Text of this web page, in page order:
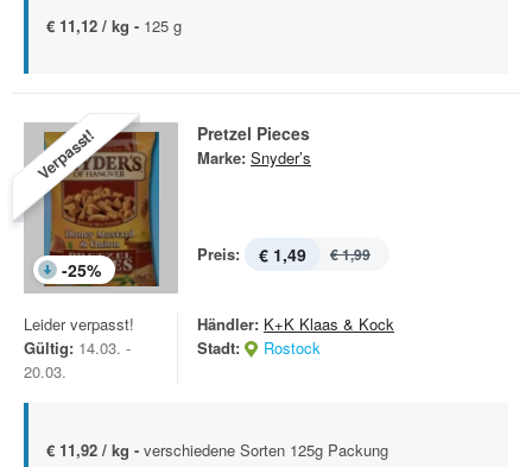
€ 11,12 / kg - 125 g
Verpasst!
-25%
Pretzel Pieces
Marke: Snyder’s
Preis: € 1,49 € 1,99
Leider verpasst!
Gültig: 14.03. -
20.03.
Händler: K+K Klaas & Kock
Stadt:
Rostock
€ 11,92 / kg - verschiedene Sorten 125g Packung